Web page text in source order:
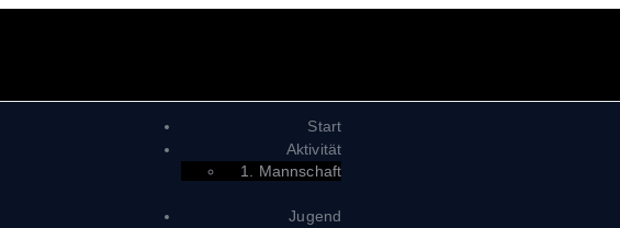
Start
Aktivität
1. Mannschaft
Jugend